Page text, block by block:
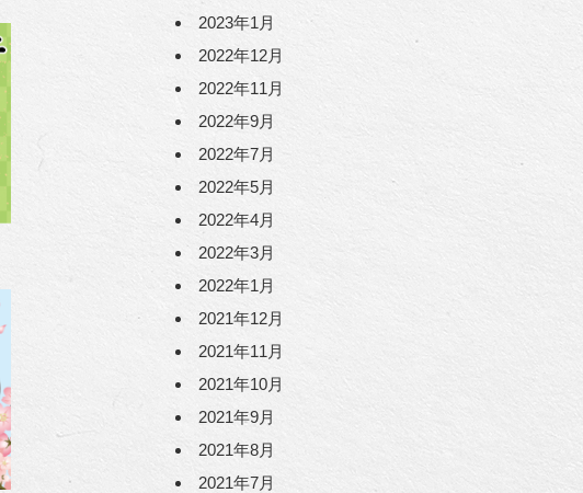
2023年1月
2022年12月
2022年11月
2022年9月
2022年7月
2022年5月
2022年4月
2022年3月
2022年1月
2021年12月
2021年11月
2021年10月
2021年9月
2021年8月
2021年7月